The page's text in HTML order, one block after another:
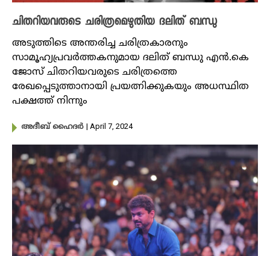
ചിതറിയവരുടെ ചരിത്രമെഴുതിയ ദലിത് ബന്ധു
അടുത്തിടെ അന്തരിച്ച ചരിത്രകാരനും
സാമൂഹ്യപ്രവർത്തകനുമായ ദലിത് ബന്ധു എന്‍.കെ
ജോസ് ചിതറിയവരുടെ ചരിത്രത്തെ
രേഖപ്പെടുത്താനായി പ്രയത്നിക്കുകയും അധസ്ഥിത
പക്ഷത്ത് നിന്നും
അദീബ് ഹൈദര്‍ | April 7, 2024